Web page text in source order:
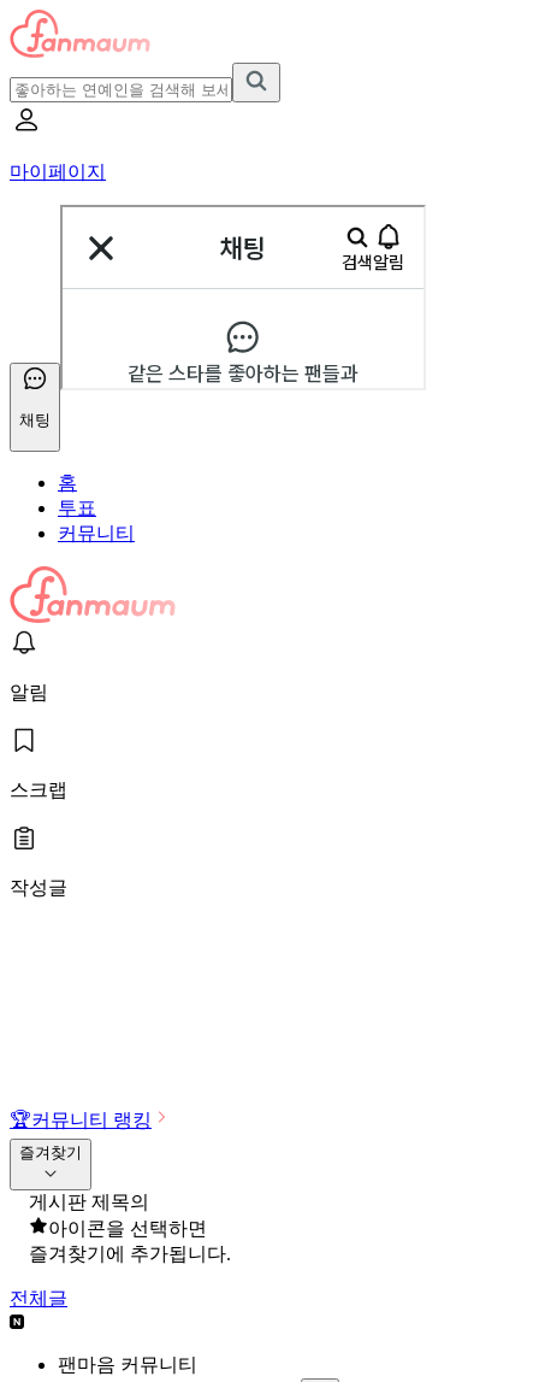
마이페이지
채팅
홈
투표
커뮤니티
알림
스크랩
작성글
🏆커뮤니티 랭킹
즐겨찾기
게시판 제목의
아이콘을 선택하면
즐겨찾기에 추가됩니다.
전체글
팬마음 커뮤니티